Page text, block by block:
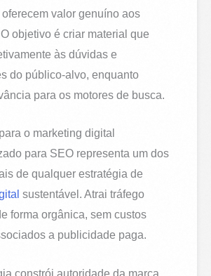
valor genuíno aos
objetivo é criar material que
às dúvidas e
do público-alvo, enquanto
para os motores de busca.
o marketing digital
para SEO representa um dos
de qualquer estratégia de
sustentável. Atrai tráfego
forma orgânica, sem custos
a publicidade paga.
constrói autoridade da marca